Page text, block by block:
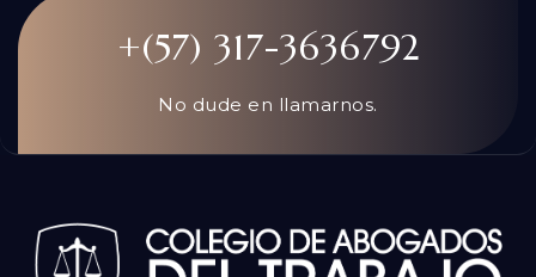
+(57) 317-3636792
No dude en llamarnos.